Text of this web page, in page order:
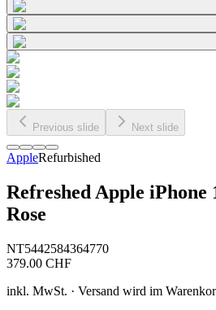
Previous slide Next slide
AppleRefurbished
Refreshed Apple
Rose
NT5442584364770
379.00 CHF
inkl. MwSt. · Versand wird im